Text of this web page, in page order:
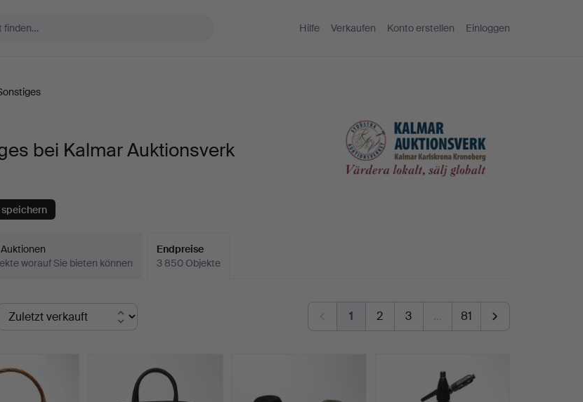
Hilfe Verkaufen Konto erstellen Einloggen
bei Kalmar Auktionsverk
speichern
worauf Sie bieten können
Endpreise
3 850 Objekte
1 2 3 … 81